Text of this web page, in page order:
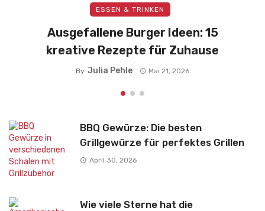
ESSEN & TRINKEN
Ausgefallene Burger Ideen: 15
kreative Rezepte für Zuhause
By Julia Pehle Mai 21, 2026
BBQ Gewürze: Die besten
Grillgewürze für perfektes Grillen
April 30, 2026
Wie viele Sterne hat die